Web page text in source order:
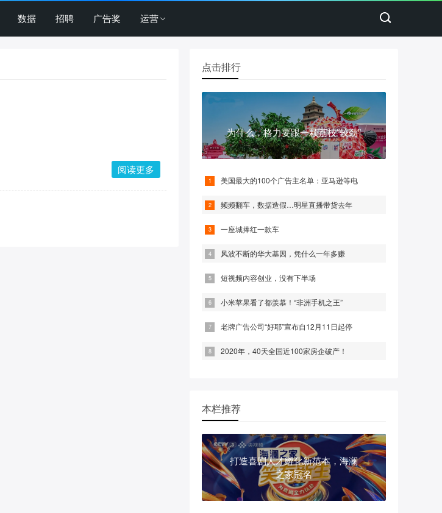
数据 招聘 广告奖 运营
阅读更多
点击排行
为什么，格力要跟一颗荔枝“较劲”
美国最大的100个广告主名单：亚马逊等电
频频翻车，数据造假…明星直播带货去年
一座城捧红一款车
风波不断的华大基因，凭什么一年多赚
短视频内容创业，没有下半场
小米苹果看了都羡慕！“非洲手机之王”
老牌广告公司“好耶”宣布自12月11日起停
2020年，40天全国近100家房企破产！
本栏推荐
打造喜剧人才孵化新范本，海澜
之家冠名